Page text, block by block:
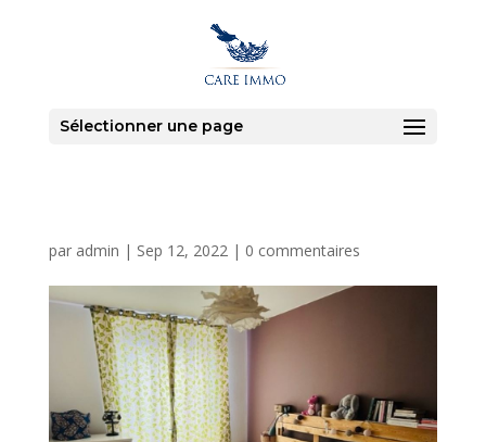
Sélectionner une page
par admin | Sep 12, 2022| 0 commentaires